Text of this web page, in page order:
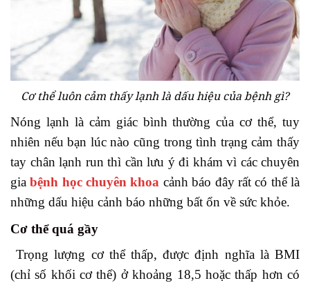
Cơ thể luôn cảm thấy lạnh là dấu hiệu của bệnh gì?
Nóng lạnh là cảm giác bình thường của cơ thể, tuy
nhiên nếu bạn lúc nào cũng trong tình trạng cảm thấy
tay chân lạnh run thì cần lưu ý đi khám vì các chuyên
giabệnh học chuyên khoa cảnh báo đây rất có thể là
những dấu hiệu cảnh báo những bất ổn về sức khỏe.
Cơ thể quá gầy
Trọng lượng cơ thể thấp, được định nghĩa là BMI
(chỉ số khối cơ thể) ở khoảng 18,5 hoặc thấp hơn có